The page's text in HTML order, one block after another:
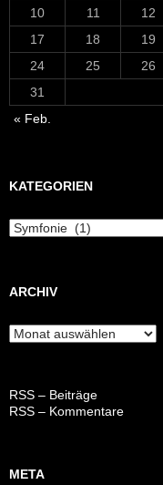
10
11 12
17
18 19
24
25 26
31
« Feb.
KATEGORIEN
Kategorien
ARCHIV
Archiv
RSS – Beiträge
RSS – Kommentare
META